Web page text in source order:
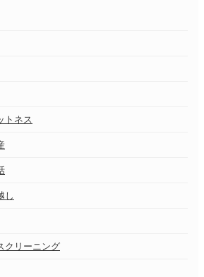
トネス
し
クリーニング